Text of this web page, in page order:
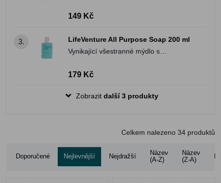
149 Kč
3.
LifeVenture All Purpose Soap 200 ml
Vynikající všestranné mýdlo s
179 Kč
Zobrazit další 3 produkty
Celkem nalezeno 34 produktů
Doporučené Nejlevnější Nejdražší
Název
(A-Z)
Název
(Z-A)